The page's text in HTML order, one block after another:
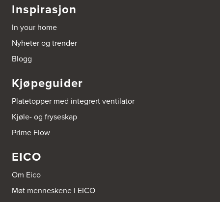
Inspirasjon
In your home
Nyheter og trender
Blogg
Kjøpeguider
Platetopper med integrert ventilator
Kjøle- og fryseskap
Prime Flow
EICO
Om Eico
Møt menneskene i EICO